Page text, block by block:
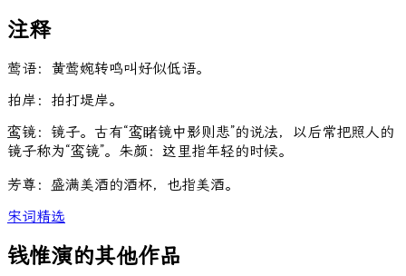
注释
莺语：黄莺婉转鸣叫好似低语。
拍岸：拍打堤岸。
鸾镜：镜子。古有“鸾睹镜中影则悲”的说法，以后常把照人的
镜子称为“鸾镜”。朱颜：这里指年轻的时候。
芳尊：盛满美酒的酒杯，也指美酒。
宋词精选
钱惟演的其他作品